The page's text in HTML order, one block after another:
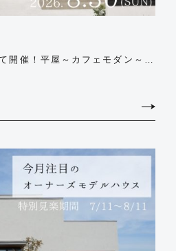
開催！平屋～カフェモダン～